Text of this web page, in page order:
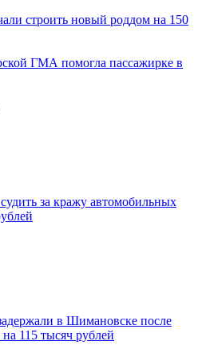
строить новый роддом на 150
ГМА помогла пассажирке в
за кражу автомобильных
в Шимановске после
115 тысяч рублей